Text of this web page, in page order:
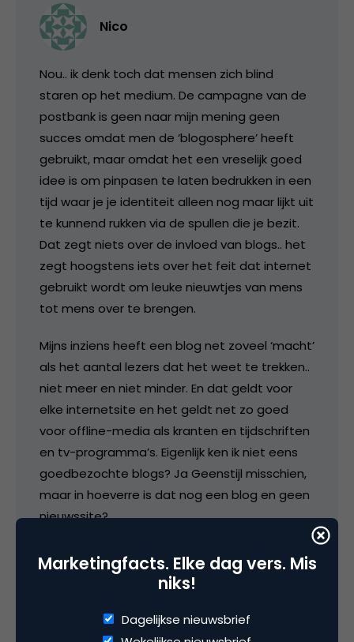
Nico
Nou.. ik denk toch dat mensen zich blind
staren op het medium. De campagne van de
postbank is geen naar mijn mening geen
succes omdat men de ‘blogosphere’ heeft
gebruikt, maar omdat het een vreselijk goed
idee is om pinpasen te laten bedrukken in een
tijd waar je je identiteit alleen nog maar lijkt uit
te kunnend rukken via de spullen die je bezit.
Dat zegt niets over de invloed van blogs.. het
zegt hoogstens iets over het feit dat internet
gebruikt wordt om leuke nieuwtjes van mens
tot mens over te brengen.
Mijns inziens heeft een blog net zoveel ‘macht’
als het aantal lezers dat het weet te trekken..
niet meer en niet minder. En dat geldt voor
elke internetsite en het geldt net zo goed
voor offline-media als kranten en tijdschriften
en tv-programma’s. Eigenlijk ken ik niet eens
goedbezochte blogs? Ja Geenstijl misschien,
maar in hoeverre is dat nog een blog en geen
nieuwssite?
En het kan heel wel zijn dat dat berichtje heel
veel mensen naar die site heeft gestuurd,
marketing werken en willen zien wat er nou zo
vernieuwend is aan deze methode. Zijn zij echt
Marketingfacts. Elke dag vers. Mis
niks!
Dagelijkse nieuwsbrief